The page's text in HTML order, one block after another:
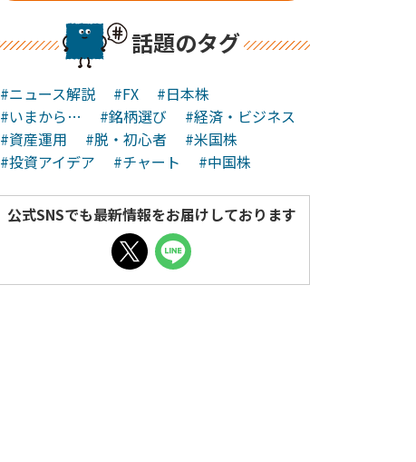
話題のタグ
#ニュース解説 #FX
#日本株
#いまから…
#銘柄選び
#経済・ビジネス
#資産運用
#脱・初心者
#米国株
#投資アイデア
#チャート #中国株
公式SNSでも最新情報をお届けしております